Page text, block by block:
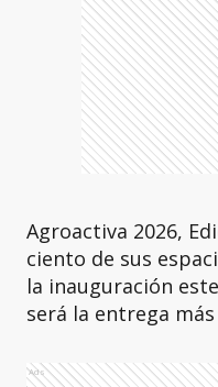
Agroactiva 2026,
ciento de sus
la inauguración
será la entrega
Ads